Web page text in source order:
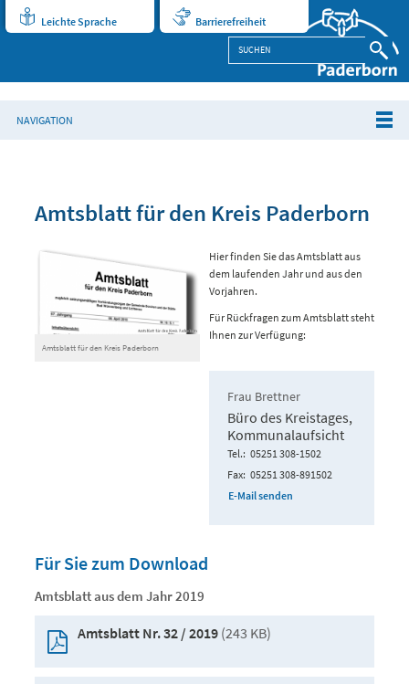
Leichte Sprache Barrierefreiheit
NAVIGATION
Amtsblatt für den Kreis Paderborn
Amtsblatt für den Kreis Paderborn
Hier finden Sie das Amtsblatt aus
dem laufenden Jahr und aus den
Vorjahren.
Für Rückfragen zum Amtsblatt steht
Ihnen zur Verfügung:
Frau Brettner
Büro des Kreistages,
Kommunalaufsicht
Tel. 05251 308-1502
Fax 05251 308-891502
E-Mail senden
Für Sie zum Download
Amtsblatt aus dem Jahr 2019
Amtsblatt Nr. 32 / 2019(243 KB)